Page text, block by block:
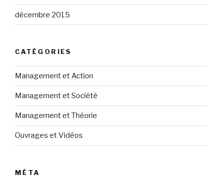
décembre 2015
CATÉGORIES
Management et Action
Management et Société
Management et Théorie
Ouvrages et Vidéos
MÉTA